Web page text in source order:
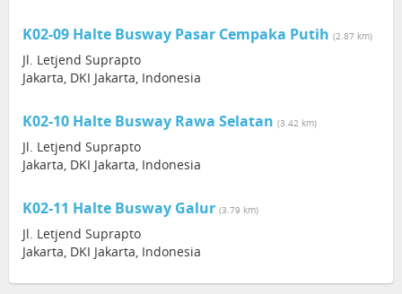
K02-09 Halte Busway Pasar Cempaka Putih (2.87 km)
Jl. Letjend Suprapto
Jakarta, DKI Jakarta, Indonesia
K02-10 Halte Busway Rawa Selatan (3.42 km)
Jl. Letjend Suprapto
Jakarta, DKI Jakarta, Indonesia
K02-11 Halte Busway Galur (3.79 km)
Jl. Letjend Suprapto
Jakarta, DKI Jakarta, Indonesia